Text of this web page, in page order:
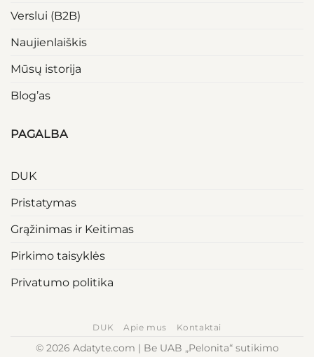
Verslui (B2B)
Naujienlaiškis
Mūsų istorija
Blog’as
PAGALBA
DUK
Pristatymas
Grąžinimas ir Keitimas
Pirkimo taisyklės
Privatumo politika
DUK Apie mus Kontaktai
© 2026 Adatyte.com | Be UAB „Pelonita“ sutikimo